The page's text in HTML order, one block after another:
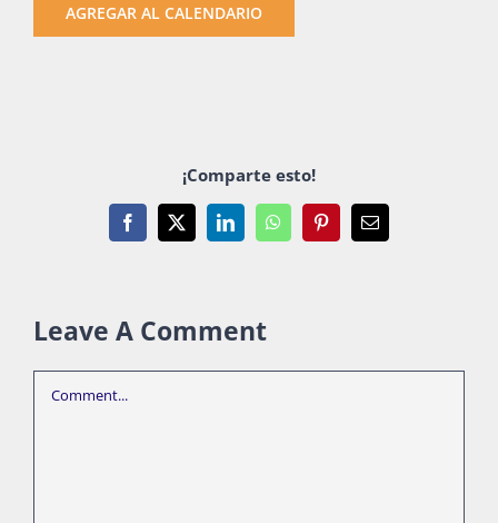
AGREGAR AL CALENDARIO
¡Comparte esto!
Facebook
X LinkedInWhatsAppPinterestEmail
Leave A Comment
Comment